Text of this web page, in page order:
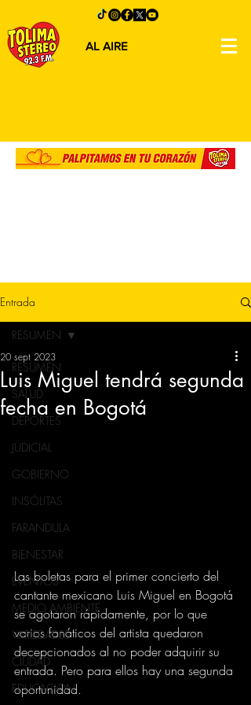
AL AIRE
Entrada
RESUMEN
SALUD
DEPORTES
JUDICIAL
GOBIERNO
INSÓLITAS
FARANDULA
BIENESTAR
EVENTOS
MEDIO AMBIENTE
VARIEDADES
CIUDAD
EDUCACION
RESUMEN
Luis Miguel tendrá segunda
fecha en Bogotá
20 sept 2023
Las boletas para el primer concierto del
cantante mexicano Luis Miguel en Bogotá
se agotaron rápidamente, por lo que
varios fanáticos del artista quedaron
decepcionados al no poder adquirir su
entrada. Pero para ellos hay una segunda
oportunidad.